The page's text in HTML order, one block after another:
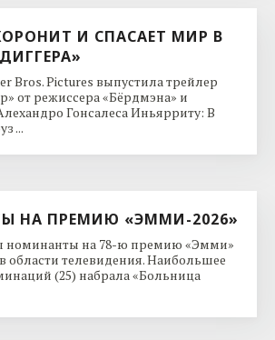
И СПАСАЕТ МИР В
Bros. Pictures выпустила трейлер
от режиссера «Бёрдмэна» и
Гонсалеса Иньярриту: В
...
НА ПРЕМИЮ «ЭММИ-2026»
номинанты на 78-ю премию «Эмми»
области телевидения. Наибольшее
(25) набрала «Больница